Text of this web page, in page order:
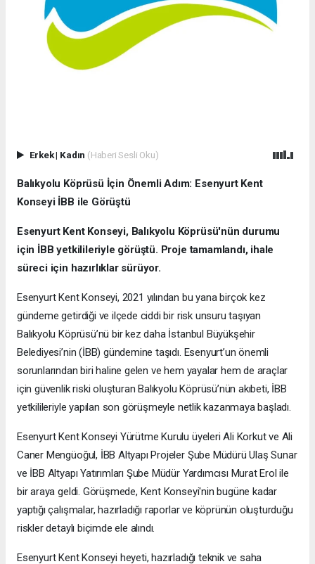
Erkek| Kadın (Haberi Sesli Oku)
Balıkyolu Köprüsü İçin Önemli Adım: Esenyurt Kent
Konseyi İBB ile Görüştü
Esenyurt Kent Konseyi, Balıkyolu Köprüsü'nün durumu
için İBB yetkilileriyle görüştü. Proje tamamlandı, ihale
süreci için hazırlıklar sürüyor.
Esenyurt Kent Konseyi, 2021 yılından bu yana birçok kez
gündeme getirdiği ve ilçede ciddi bir risk unsuru taşıyan
Balıkyolu Köprüsü’nü bir kez daha İstanbul Büyükşehir
Belediyesi’nin (İBB) gündemine taşıdı. Esenyurt’un önemli
sorunlarından biri haline gelen ve hem yayalar hem de araçlar
için güvenlik riski oluşturan Balıkyolu Köprüsü’nün akıbeti, İBB
yetkilileriyle yapılan son görüşmeyle netlik kazanmaya başladı.
Esenyurt Kent Konseyi Yürütme Kurulu üyeleri Ali Korkut ve Ali
Caner Mengüoğul, İBB Altyapı Projeler Şube Müdürü Ulaş Sunar
ve İBB Altyapı Yatırımları Şube Müdür Yardımcısı Murat Erol ile
bir araya geldi. Görüşmede, Kent Konseyi'nin bugüne kadar
yaptığı çalışmalar, hazırladığı raporlar ve köprünün oluşturduğu
riskler detaylı biçimde ele alındı.
Esenyurt Kent Konseyi heyeti, hazırladığı teknik ve saha